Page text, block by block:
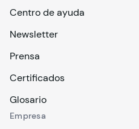
Centro de ayuda
Newsletter
Prensa
Certificados
Glosario
Empresa